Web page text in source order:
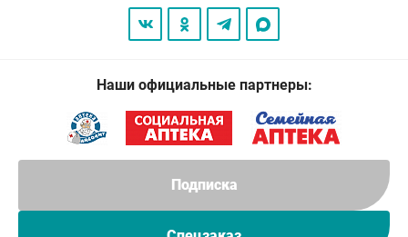
Подписка
Наши официальные партнеры: